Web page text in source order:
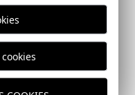
Newsletter